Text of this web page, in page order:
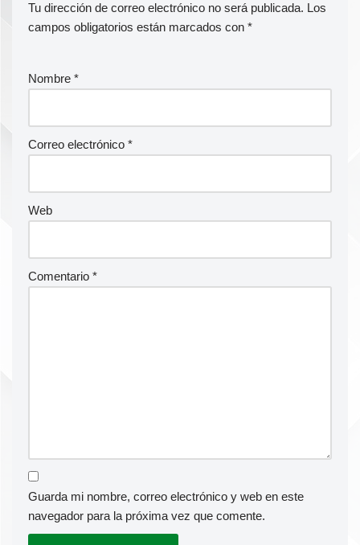
Tu dirección de correo electrónico no será publicada. Los
campos obligatorios están marcados con *
Nombre *
Correo electrónico *
Web
Comentario *
Guarda mi nombre, correo electrónico y web en este
navegador para la próxima vez que comente.